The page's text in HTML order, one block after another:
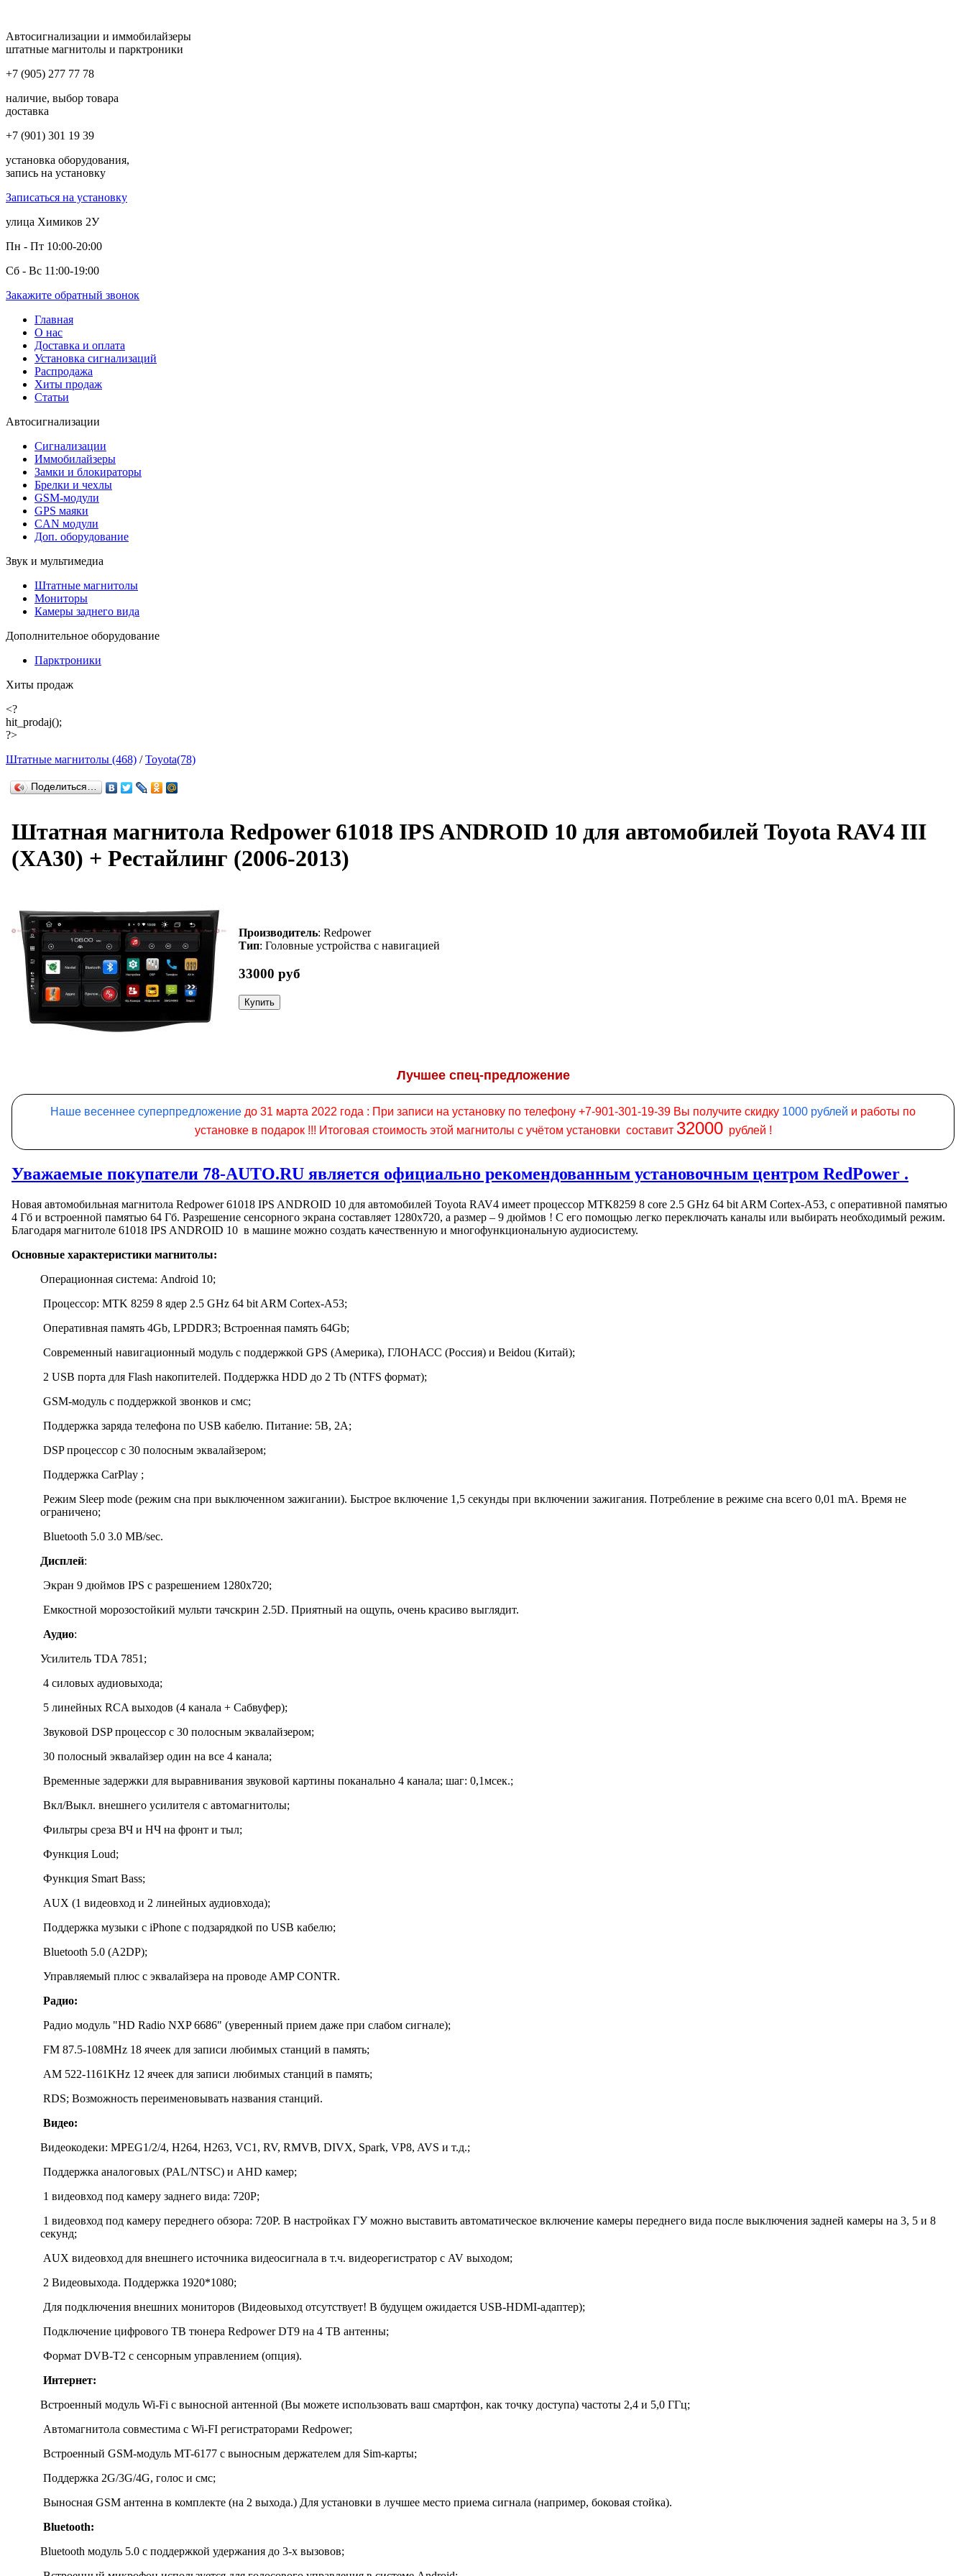
Автосигнализации и иммобилайзеры
штатные магнитолы и парктроники
+7 (905) 277 77 78
наличие, выбор товара
доставка
+7 (901) 301 19 39
установка оборудования,
запись на установку
Записаться на установку
улица Химиков 2У
Пн - Пт 10:00-20:00
Сб - Вс 11:00-19:00
Закажите обратный звонок
Главная
О нас
Доставка и оплата
Установка сигнализаций
Распродажа
Хиты продаж
Статьи
Автосигнализации
Сигнализации
Иммобилайзеры
Замки и блокираторы
Брелки и чехлы
GSM-модули
GPS маяки
CAN модули
Доп. оборудование
Звук и мультимедиа
Штатные магнитолы
Мониторы
Камеры заднего вида
Дополнительное оборудование
Парктроники
Хиты продаж
<?
hit_prodaj();
?>
Штатные магнитолы (468) /Toyota(78)
Поделиться…
Штатная магнитола Redpower 61018 IPS ANDROID 10 для автомобилей Toyota RAV4 III
(XA30) + Рестайлинг (2006-2013)
Производитель: Redpower
Тип: Головные устройства с навигацией
33000 руб
Лучшее спец-предложение
Наше весеннее суперпредложение до 31 марта 2022 года : При записи на установку по телефону +7-901-301-19-39 Вы получите скидку 1000 рублей и работы по
установке в подарок !!! Итоговая стоимость этой магнитолы с учётом установки составит 32000 рублей !
Уважаемые покупатели 78-AUTO.RU является официально рекомендованным установочным центром RedPower .
Новая автомобильная магнитола Redpower 61018 IPS ANDROID 10 для автомобилей Toyota RAV4 имеет процессор MTK8259 8 core 2.5 GHz 64 bit ARM Cortex-A53, с оперативной памятью
4 Гб и встроенной памятью 64 Гб. Разрешение сенсорного экрана составляет 1280х720, а размер – 9 дюймов ! С его помощью легко переключать каналы или выбирать необходимый режим.
Благодаря магнитоле 61018 IPS ANDROID 10 в машине можно создать качественную и многофункциональную аудиосистему.
Основные характеристики магнитолы:
Операционная система: Android 10;
Процессор: MTK 8259 8 ядер 2.5 GHz 64 bit ARM Cortex-A53;
Оперативная память 4Gb, LPDDR3; Встроенная память 64Gb;
Современный навигационный модуль с поддержкой GPS (Америка), ГЛОНАСС (Россия) и Beidou (Китай);
2 USB порта для Flash накопителей. Поддержка HDD до 2 Tb (NTFS формат);
GSM-модуль с поддержкой звонков и смс;
Поддержка заряда телефона по USB кабелю. Питание: 5В, 2А;
DSP процессор c 30 полосным эквалайзером;
Поддержка CarPlay ;
Режим Sleep mode (режим сна при выключенном зажигании). Быстрое включение 1,5 секунды при включении зажигания. Потребление в режиме сна всего 0,01 mA. Время не
ограничено;
Bluetooth 5.0 3.0 MB/sec.
Дисплей:
Экран 9 дюймов IPS с разрешением 1280х720;
Емкостной морозостойкий мульти тачскрин 2.5D. Приятный на ощупь, очень красиво выглядит.
Аудио:
Усилитель TDA 7851;
4 силовых аудиовыхода;
5 линейных RCA выходов (4 канала + Сабвуфер);
Звуковой DSP процессор с 30 полосным эквалайзером;
30 полосный эквалайзер один на все 4 канала;
Временные задержки для выравнивания звуковой картины поканально 4 канала; шаг: 0,1мсек.;
Вкл/Выкл. внешнего усилителя с автомагнитолы;
Фильтры среза ВЧ и НЧ на фронт и тыл;
Функция Loud;
Функция Smart Bass;
AUX (1 видеовход и 2 линейных аудиовхода);
Поддержка музыки с iPhone с подзарядкой по USB кабелю;
Bluetooth 5.0 (A2DP);
Управляемый плюс с эквалайзера на проводе AMP CONTR.
Радио:
Радио модуль "HD Radio NXP 6686" (уверенный прием даже при слабом сигнале);
FM 87.5-108MHz 18 ячеек для записи любимых станций в память;
AM 522-1161KHz 12 ячеек для записи любимых станций в память;
RDS​; Возможность переименовывать названия станций.
Видео:
Видеокодеки: MPEG1/2/4, H264, H263, VC1, RV, RMVB, DIVX, Spark, VP8, AVS и т.д.;
Поддержка аналоговых (PAL/NTSC) и AHD камер;
1 видеовход под камеру заднего вида: 720P;
1 видеовход под камеру переднего обзора: 720P. В настройках ГУ можно выставить автоматическое включение камеры переднего вида после выключения задней камеры на 3, 5 и 8
секунд;
AUX видеовход для внешнего источника видеосигнала в т.ч. видеорегистратор с AV выходом;
2 Видеовыхода. Поддержка 1920*1080;
Для подключения внешних мониторов (Видеовыход отсутствует! В будущем ожидается USB-HDMI-адаптер);
Подключение цифрового ТВ тюнера Redpower DT9 на 4 ТВ антенны;
Формат DVB-T2 с сенсорным управлением (опция).
Интернет:
Встроенный модуль Wi-Fi с выносной антенной (Вы можете использовать ваш смартфон, как точку доступа) частоты 2,4 и 5,0 ГГц;
Автомагнитола совместима с Wi-FI регистраторами Redpower;
Встроенный GSM-модуль MT-6177 с выносным держателем для Sim-карты;
Поддержка 2G/3G/4G, голос и смс;
Выносная GSM антенна в комплекте (на 2 выхода.) Для установки в лучшее место приема сигнала (например, боковая стойка).
Bluetooth:
Bluetooth модуль 5.0 с поддержкой удержания до 3-x вызовов;